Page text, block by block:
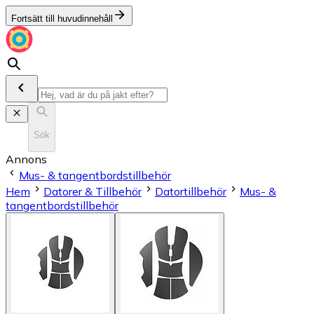
Fortsätt till huvudinnehåll
Sök
Annons
Mus- & tangentbordstillbehör
Hem
Datorer & Tillbehör Datortillbehör
Mus- &
tangentbordstillbehör